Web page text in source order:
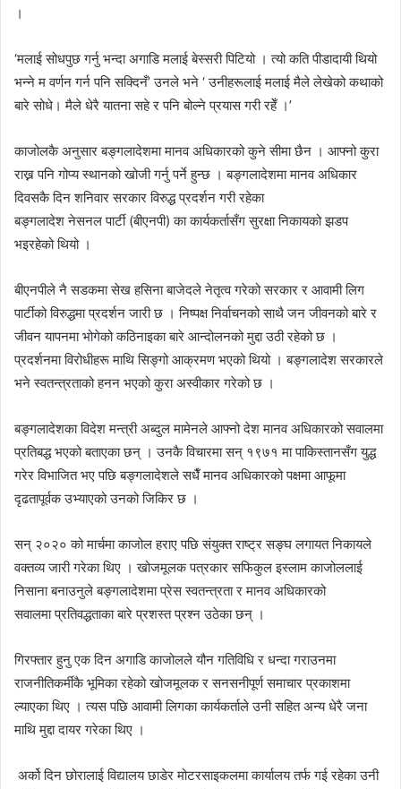
।
‘मलाई सोधपुछ गर्नु भन्दाअगाडिमलाई बेस्सरी पिटियो । त्यो कतिपीडादायीथियो
भन्ने म वर्णन गर्न पनिसक्दिनँ’उनले भने ‘ उनीहरूलाई मलाई मैले लेखेको कथाको
बारे सोधे। मैले धेरै यातना सहे र पनि बोल्ने प्रयास गरी रहेँ ।’
काजोलकै अनुसार बङ्गलादेशमा मानव अधिकारको कुने सीमा छैन । आफ्नो कुरा
राख्न पनि गोप्य स्थानको खोजी गर्नु पर्ने हुन्छ । बङ्गलादेशमा मानव अधिकार
दिवसकै दिन शनिवार सरकार विरुद्ध प्रदर्शन गरी रहेका
बङ्गलादेशनेसनलपार्टी (बीएनपी) काकार्यकर्तासँग सुरक्षा निकायको झडप
भइरहेको थियो ।
बीएनपीलेनै सडकमा सेख हसिनाबाजेदलेनेतृत्व गरेको सरकार र आवामीलिग
पार्टीको विरुद्धमा प्रदर्शन जारी छ । निष्पक्ष निर्वाचनको साथै जन जीवनको बारे र
जीवन यापनमा भोगेको कठिनाइका बारे आन्दोलनको मुद्दा उठी रहेको छ ।
प्रदर्शनमा विरोधीहरू माथि सिङ्गो आक्रमण भएको थियो । बङ्गलादेश सरकारले
भने स्वतन्त्रताको हनन भएको कुरा अस्वीकार गरेको छ ।
बङ्गलादेशका विदेश मन्त्री अब्दुलमामेनले आफ्नो देश मानव अधिकारको सवालमा
प्रतिबद्ध भएको बताएका छन् । उनकै विचारमा सन् १९७१ मा पाकिस्तानसँग युद्ध
गरेर विभाजित भए पछि बङ्गलादेशले सधैँ मानव अधिकारको पक्षमा आफूमा
दृढतापूर्वक उभ्याएको उनको जिकिर छ ।
सन् २०२० को मार्चमा काजोल हराए पछि संयुक्त राष्ट्र सङ्घ लगायत निकायले
वक्तव्य जारी गरेका थिए । खोजमूलक पत्रकारसफिकुलइस्लाम काजोललाई
निसाना बनाउनुले बङ्गलादेशमा प्रेस स्वतन्त्रता र मानव अधिकारको
सवालमाप्रतिवद्धताकाबारे प्रशस्त प्रश्न उठेका छन् ।
गिरफ्तार हुनु एक दिन अगाडिकाजोलले यौन गतिविधि र धन्दा गराउनमा
राजनीतिकर्मीकै भूमिका रहेको खोजमूलक र सनसनीपूर्ण समाचार प्रकाशमा
ल्याएका थिए । त्यस पछि आवामीलिगका कार्यकर्ताले उनी सहित अन्य धेरै जना
माथि मुद्दा दायर गरेका थिए ।
अर्को दिन छोरालाई विद्यालय छाडेर मोटरसाइकलमा कार्यालय तर्फ गई रहेका उनी